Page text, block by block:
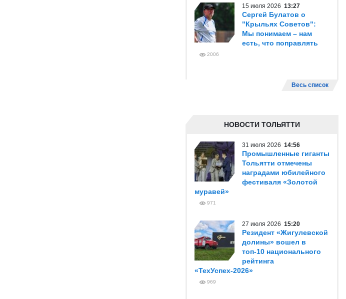
15 июля 2026 13:27
Сергей Булатов о
"Крыльях Советов":
Мы понимаем – нам
есть, что поправлять
2006
Весь список
НОВОСТИ ТОЛЬЯТТИ
31 июля 2026 14:56
Промышленные гиганты
Тольятти отмечены
наградами юбилейного
фестиваля «Золотой
муравей»
971
27 июля 2026 15:20
Резидент «Жигулевской
долины» вошел в
топ-10 национального
рейтинга
«ТехУспех-2026»
969